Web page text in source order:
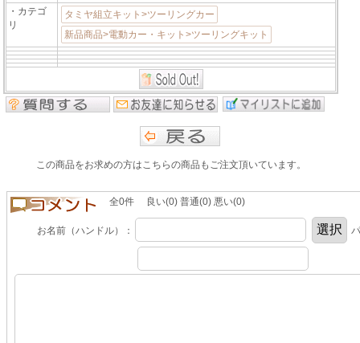
・カテゴ
リ
タミヤ組立キット>ツーリングカー
新品商品>電動カー・キット>ツーリングキット
この商品をお求めの方はこちらの商品もご注文頂いています。
全0件 良い(0) 普通(0) 悪い(0)
お名前（ハンドル）：